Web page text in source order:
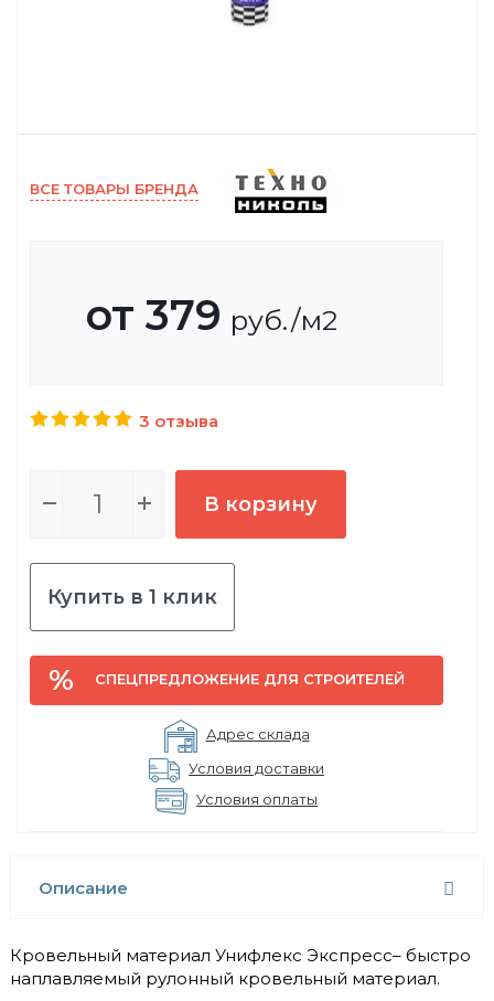
ВСЕ ТОВАРЫ БРЕНДА
от 379 руб./м2
3 отзыва
В корзину
Купить в 1 клик
СПЕЦПРЕДЛОЖЕНИЕ ДЛЯ СТРОИТЕЛЕЙ
Адрес склада
Условия доставки
Условия оплаты
Описание
Кровельный материал Унифлекс Экспресс– быстро
наплавляемый рулонный кровельный материал.